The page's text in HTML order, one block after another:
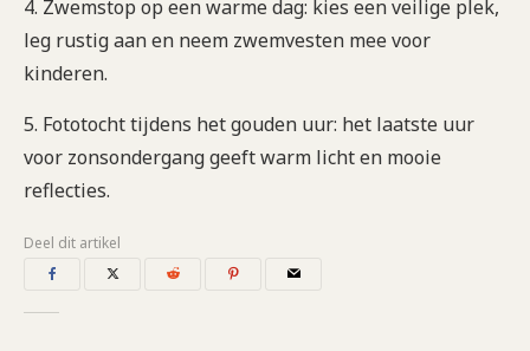
4. Zwemstop op een warme dag: kies een veilige plek,
leg rustig aan en neem zwemvesten mee voor
kinderen.
5. Fototocht tijdens het gouden uur: het laatste uur
voor zonsondergang geeft warm licht en mooie
reflecties.
Deel dit artikel